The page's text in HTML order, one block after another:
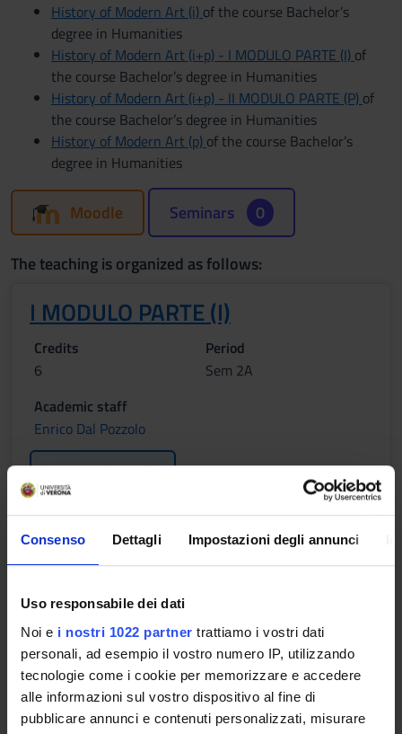
Consenso Dettagli Impostazioni degli annunci
Uso responsabile dei dati
Noi e i nostri 1022 partner trattiamo i vostri dati
personali, ad esempio il vostro numero IP, utilizzando
tecnologie come i cookie per memorizzare e accedere
alle informazioni sul vostro dispositivo al fine di
pubblicare annunci e contenuti personalizzati, misurare
History of Modern Art (i) of the course Bachelor’s
degree in Humanities
History of Modern Art (i+p) - I MODULO PARTE (I) of
the course Bachelor’s degree in Humanities
History of Modern Art (i+p) - II MODULO PARTE (P) of
the course Bachelor’s degree in Humanities
History of Modern Art (p) of the course Bachelor’s
degree in Humanities
Moodle Seminars 0
The teaching is organized as follows:
I MODULO PARTE (I)
Credits
6
Period
Sem 2A
Academic staff
Enrico Dal Pozzolo
Lessons timetable
II MODULO PARTE (P)
6
Academic staff
Enrico Dal Pozzolo
Lessons timetable